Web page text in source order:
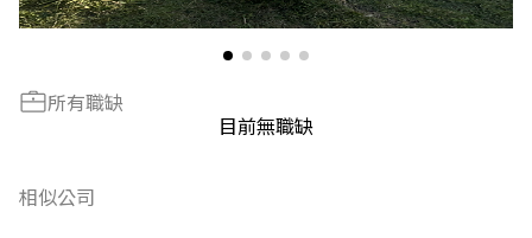
所有職缺
目前無職缺
相似公司